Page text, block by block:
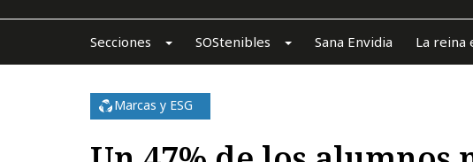
Secciones SOStenibles Sana Envidia La reina
Marcas y ESG